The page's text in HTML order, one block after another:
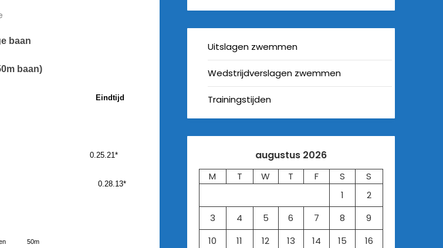
baan
baan)
Eindtijd
0.25.21*
0.28.13*
50m
Uitslagen zwemmen
Wedstrijdverslagen zwemmen
Trainingstijden
augustus 2026
M T W T F S
S
1
2
3
4 5 6 7 8
9
10
11 12 13 14 15
16